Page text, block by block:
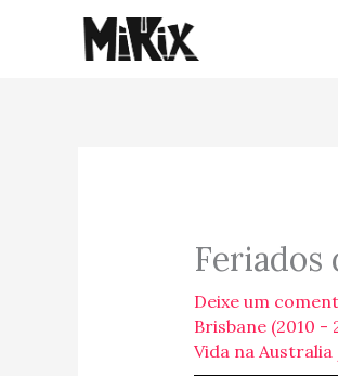
Feriados
Deixe um
Brisbane (2010 -
Vida na Australia